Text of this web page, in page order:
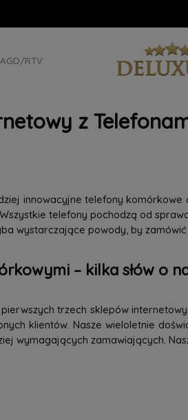
AGD/RTV
z
innowacyjne telefony
telefony pochodzą od
wystarczające powody, by
– kilka słów o
trzech sklepów
klientów. Nasze wieloletnie
wymagających zamawiających.